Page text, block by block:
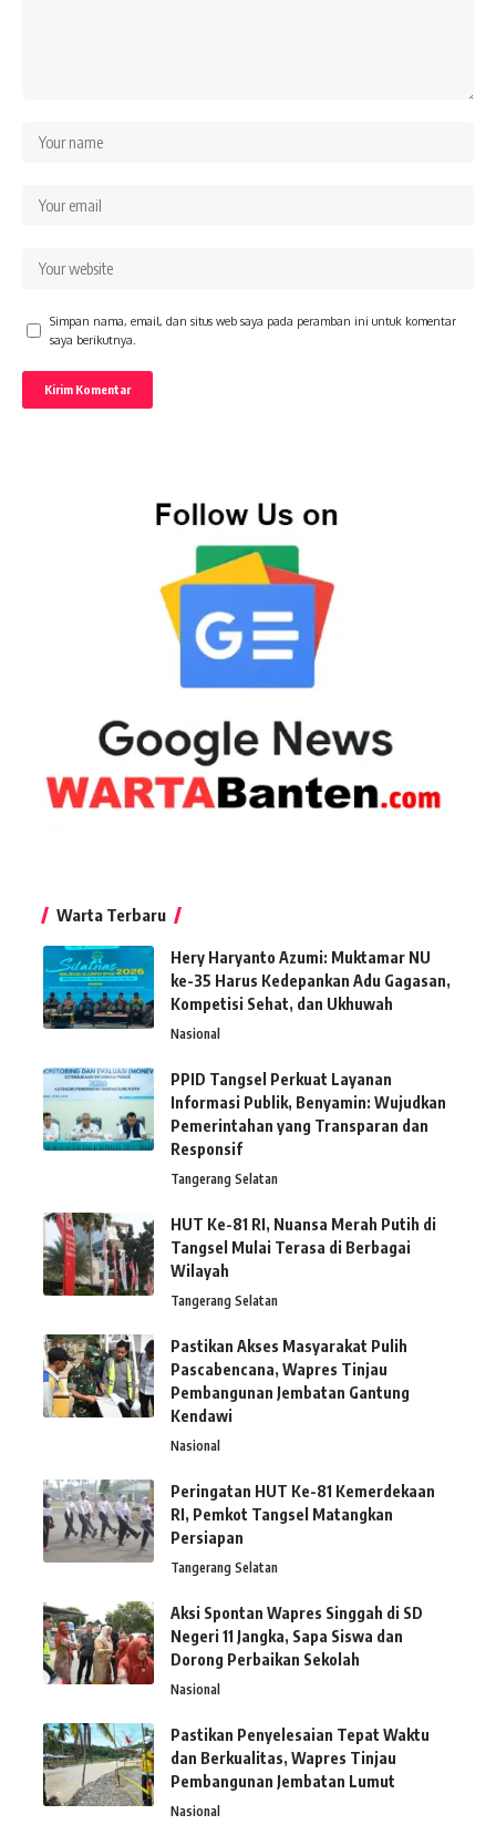
Simpan nama, email, dan situs web saya pada peramban ini untuk komentar
saya berikutnya.
Warta Terbaru
Hery Haryanto Azumi: Muktamar NU
ke-35 Harus Kedepankan Adu Gagasan,
Kompetisi Sehat, dan Ukhuwah
Nasional
PPID Tangsel Perkuat Layanan
Informasi Publik, Benyamin: Wujudkan
Pemerintahan yang Transparan dan
Responsif
Tangerang Selatan
HUT Ke-81 RI, Nuansa Merah Putih di
Tangsel Mulai Terasa di Berbagai
Wilayah
Tangerang Selatan
Pastikan Akses Masyarakat Pulih
Pascabencana, Wapres Tinjau
Pembangunan Jembatan Gantung
Kendawi
Nasional
Peringatan HUT Ke-81 Kemerdekaan
RI, Pemkot Tangsel Matangkan
Persiapan
Tangerang Selatan
Aksi Spontan Wapres Singgah di SD
Negeri 11 Jangka, Sapa Siswa dan
Dorong Perbaikan Sekolah
Nasional
Pastikan Penyelesaian Tepat Waktu
dan Berkualitas, Wapres Tinjau
Pembangunan Jembatan Lumut
Nasional